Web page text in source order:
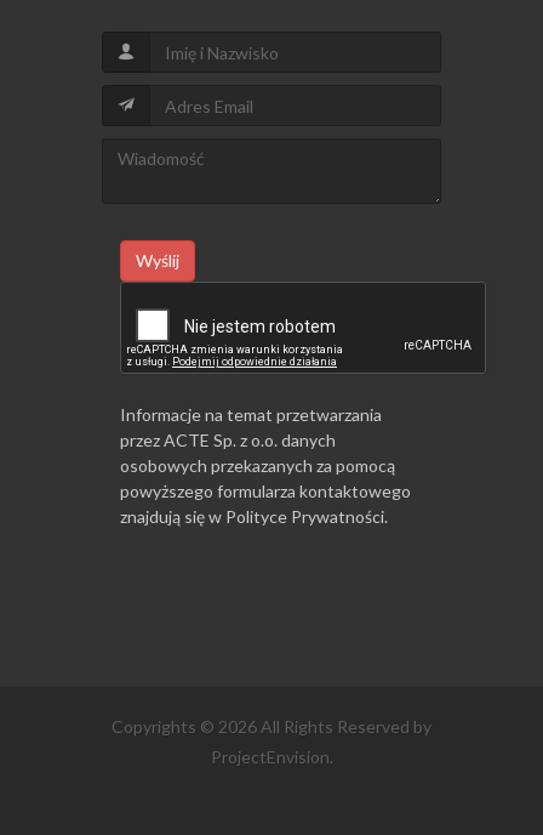
Wyślij
Informacje na temat przetwarzania
przez ACTE Sp. z o.o. danych
osobowych przekazanych za pomocą
powyższego formularza kontaktowego
znajdują się w Polityce Prywatności.
Copyrights © 2026 All Rights Reserved by
ProjectEnvision.